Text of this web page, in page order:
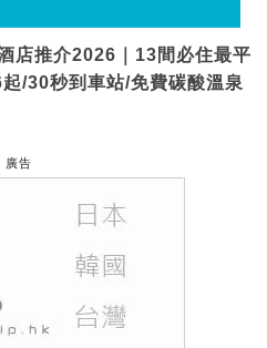
店推介2026｜13間必住最平
/30秒到車站/免費碳酸溫泉
廣告